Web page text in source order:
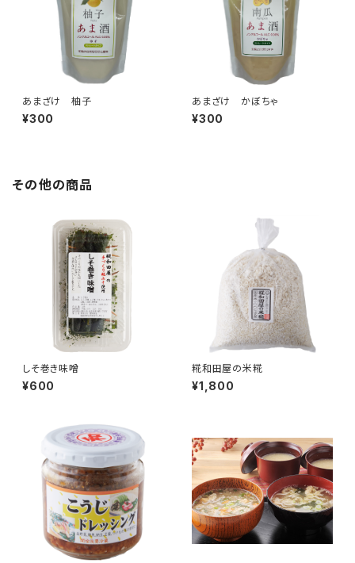
あまざけ 柚子
¥300
あまざけ かぼちゃ
¥300
その他の商品
しそ巻き味噌
¥600
糀和田屋の米糀
¥1,800